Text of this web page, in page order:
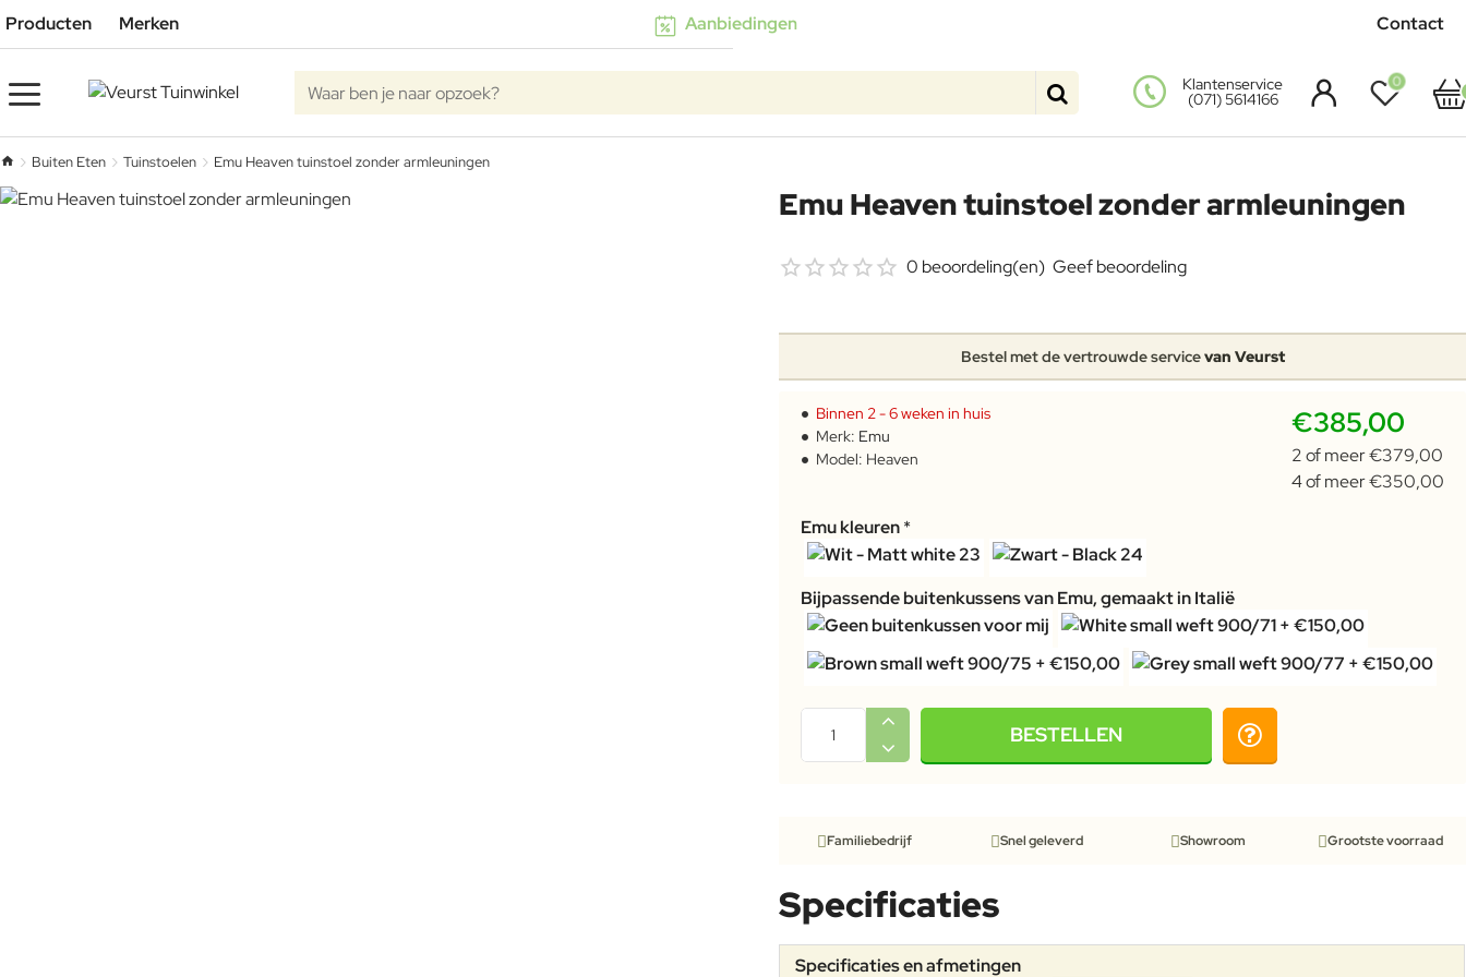
Producten Merken Aanbiedingen Contact
Waar ben je naar opzoek?
Klantenservice
(071) 5614166
0
Buiten Eten Tuinstoelen Emu Heaven tuinstoel zonder armleuningen
Emu Heaven tuinstoel zonder armleuningen
Bestel met de vertrouwde servicevan Veurst
0 beoordeling(en) Geef beoordeling
€385,00
2 of meer €379,00
4 of meer €350,00
Binnen 2 - 6 weken in huis
Merk: Emu
Model: Heaven
Emu kleuren
Bijpassende buitenkussens van Emu, gemaakt in Italië
BESTELLEN
Familiebedrijf Snel geleverd Showroom Grootste voorraad
Specificaties
Specificaties en afmetingen